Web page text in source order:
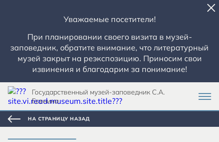
Уважаемые посетители!
При планировании своего визита в музей-
заповедник, обратите внимание, что литературный
музей закрыт на реэкспозицию. Приносим свои
извинения и благодарим за понимание!
Государственный музей-заповедник С.А.
Есенина
НА СТРАНИЦУ НАЗАД